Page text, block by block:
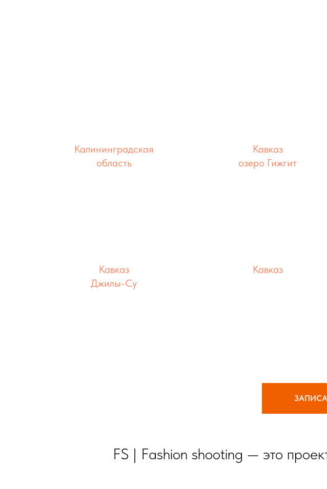
Калининградская
область
Кавказ
озеро Гижгит
Кавказ
Джилы-Су
Кавказ
FS | Fashion shooting — это